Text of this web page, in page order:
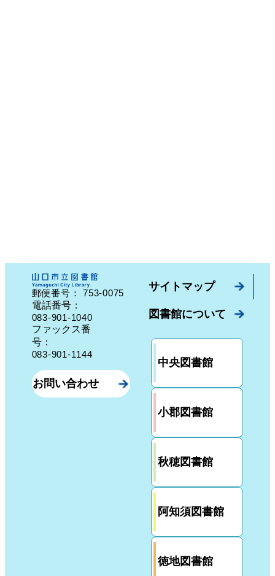
郵便番号：753-0075 山口県山口市中園町７番７号
電話番号：
083-901-1040
ファックス番
号：
083-901-1144
お問い合わせ
サイトマップ
図書館について
中央図書館
小郡図書館
秋穂図書館
阿知須図書館
徳地図書館